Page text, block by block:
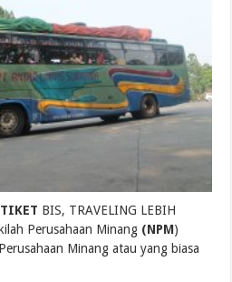
TIKET BIS, TRAVELING LEBIH
Perusahaan Minang (NPM)
Minang atau yang biasa